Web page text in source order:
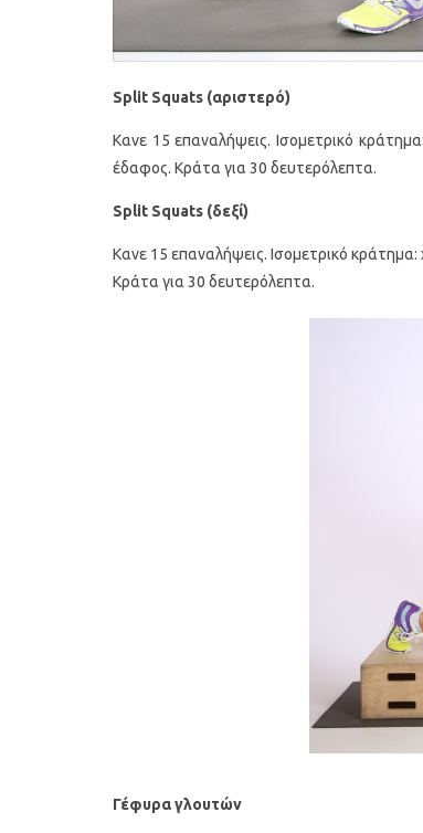
Split Squats (αριστερό)
Κανε 15 επαναλήψεις. Ισομετρικό
έδαφος. Κράτα για 30 δευτερόλεπτα.
Split Squats (δεξί)
Κανε 15 επαναλήψεις. Ισομετρικό
Κράτα για 30 δευτερόλεπτα.
Γέφυρα γλουτών